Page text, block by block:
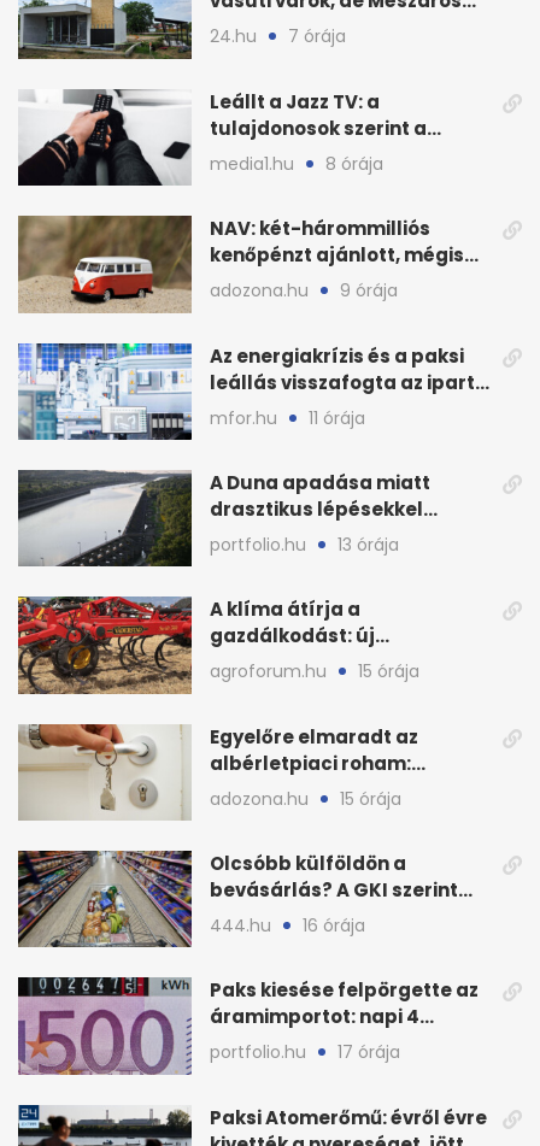
bizalmasa leromboltatja
24.hu 7 órája
Leállt a Jazz TV: a
tulajdonosok szerint a
finanszírozás vitte padlóra
media1.hu 8 órája
NAV: két-hárommilliós
kenőpénzt ajánlott, mégis
lefoglalták a hamis árut
adozona.hu 9 órája
Az energiakrízis és a paksi
leállás visszafogta az ipart,
nyáron kisebb a kár
mfor.hu 11 órája
A Duna apadása miatt
drasztikus lépésekkel
védenék a cernavodăi
atomerőművet
portfolio.hu 13 órája
A klíma átírja a
gazdálkodást: új
megoldásokat keres a
mezőgazdaság
agroforum.hu 15 órája
Egyelőre elmaradt az
albérletpiaci roham:
ennyibe kerülnek a kiadó
adozona.hu 15 órája
Olcsóbb külföldön a
bevásárlás? A GKI szerint
zárkózott a magyar árszint
444.hu 16 órája
Paks kiesése felpörgette az
áramimportot: napi 4
milliárd forintos számla
portfolio.hu 17 órája
Paksi Atomerőmű: évről évre